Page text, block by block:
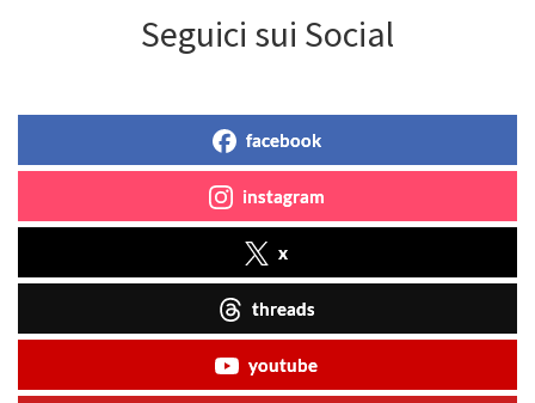
Seguici sui Social
facebook
instagram
x
threads
youtube